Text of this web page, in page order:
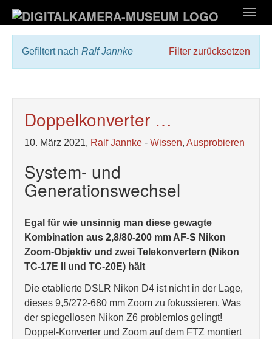
Hauptinhalt
springen
Gefiltert nach Ralf Jannke Filter zurücksetzen
Doppelkonverter …
10. März 2021, Ralf Jannke - Wissen, Ausprobieren
System- und
Generationswechsel
Egal für wie unsinnig man diese gewagte
Kombination aus 2,8/80-200 mm AF-S Nikon
Zoom-Objektiv und zwei Telekonvertern (Nikon
TC-17E II und TC-20E) hält
Die etablierte DSLR Nikon D4 ist nicht in der Lage,
dieses 9,5/272-680 mm Zoom zu fokussieren. Was
der spiegellosen Nikon Z6 problemlos gelingt!
Doppel-Konverter und Zoom auf dem FTZ montiert